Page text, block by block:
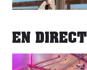
EN DIRECT